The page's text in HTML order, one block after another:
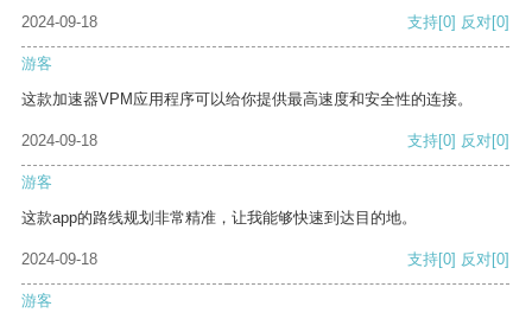
2024-09-18
支持[0] 反对[0]
游客
这款加速器VPM应用程序可以给你提供最高速度和安全性的连接。
2024-09-18 支持[0] 反对[0]
游客
这款app的路线规划非常精准，让我能够快速到达目的地。
2024-09-18 支持[0] 反对[0]
游客